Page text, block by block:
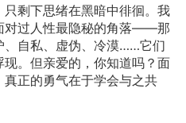
剩下思绪在黑暗中徘徊。我
对过人性最隐秘的角落——那
、自私、虚伪、冷漠……它们
。但亲爱的，你知道吗？面
正的勇气在于学会与之共